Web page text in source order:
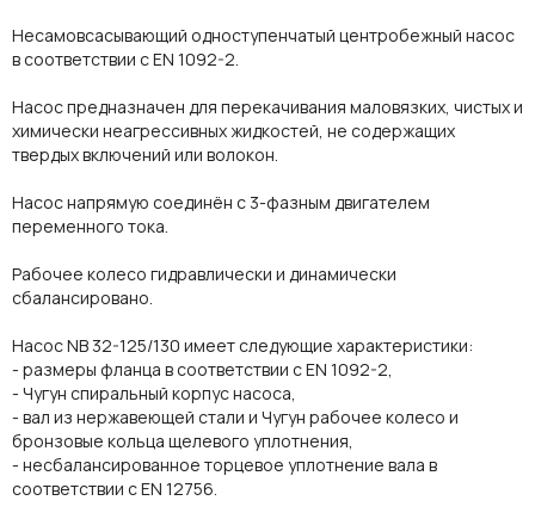
Несамовсасывающий одноступенчатый центробежный насос
в соответствии с EN 1092-2.
Насос предназначен для перекачивания маловязких, чистых и
химически неагрессивных жидкостей, не содержащих
твердых включений или волокон.
Насос напрямую соединён с 3-фазным двигателем
переменного тока.
Рабочее колесо гидравлически и динамически
сбалансировано.
Насос NB 32-125/130 имеет следующие характеристики:
- размеры фланца в соответствии с EN 1092-2,
- Чугун спиральный корпус насоса,
- вал из нержавеющей стали и Чугун рабочее колесо и
бронзовые кольца щелевого уплотнения,
- несбалансированное торцевое уплотнение вала в
соответствии с EN 12756.